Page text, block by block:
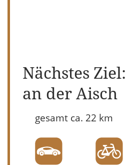
Nächstes
an der Aisch
gesamt ca. 22 km